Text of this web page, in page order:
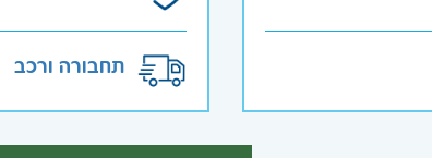
תחבורה ורכב